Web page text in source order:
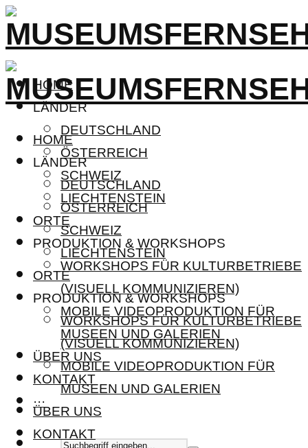
HOME
LÄNDER
DEUTSCHLAND
ÖSTERREICH
SCHWEIZ
LIECHTENSTEIN
ORTE
PRODUKTION & WORKSHOPS
WORKSHOPS FÜR KULTURBETRIEBE
(VISUELL KOMMUNIZIEREN)
MOBILE VIDEOPRODUKTION FÜR
MUSEEN UND GALERIEN
ÜBER UNS
KONTAKT
···
HOME
LÄNDER
DEUTSCHLAND
ÖSTERREICH
SCHWEIZ
LIECHTENSTEIN
ORTE
PRODUKTION & WORKSHOPS
WORKSHOPS FÜR KULTURBETRIEBE
(VISUELL KOMMUNIZIEREN)
MOBILE VIDEOPRODUKTION FÜR
MUSEEN UND GALERIEN
ÜBER UNS
KONTAKT